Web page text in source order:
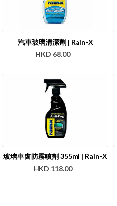
汽車玻璃清潔劑 | Rain-X
HKD 68.00
玻璃車窗防霧噴劑 355ml | Rain-X
HKD 118.00